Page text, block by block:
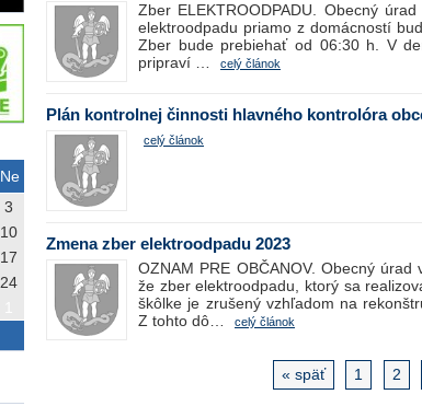
Ne
3
10
17
24
Zber ELEKTROODPADU. Obecný
elektroodpadu priamo z domácností
Zber bude prebiehať od 06:30 h. V
pripraví …
celý článok
Plán kontrolnej činnosti hlavného kontrolóra
celý článok
Zmena zber elektroodpadu 2023
OZNAM PRE OBČANOV. Obecný úrad
že zber elektroodpadu, ktorý sa
škôlke je zrušený vzhľadom na
Z tohto dô…
celý článok
« späť 1 2